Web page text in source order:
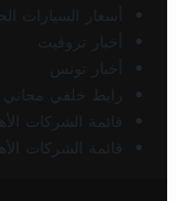
أسعار السيارات
أخبار تروفيت
أخبار تونس
رابط خلفي مجاني
قائمة الشركات
قائمة الشركات